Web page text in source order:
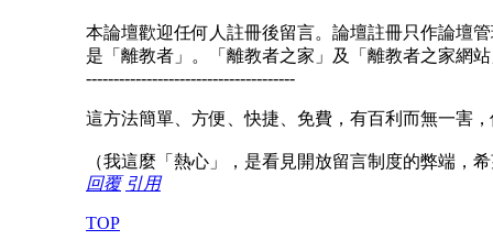
本論壇歡迎任何人註冊後留言。論壇註冊只作論壇
是「離教者」。「離教者之家」及「離教者之家網
--------------------------------------
這方法簡單、方便、快捷、免費，有百利而無一害
（我這麼「熱心」，是看見開放留言制度的弊端，
回覆 引用
TOP